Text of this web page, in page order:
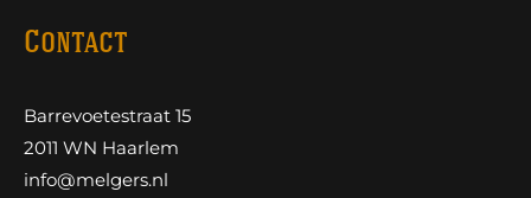
Contact
Barrevoetestraat 15
2011 WN Haarlem
info@melgers.nl